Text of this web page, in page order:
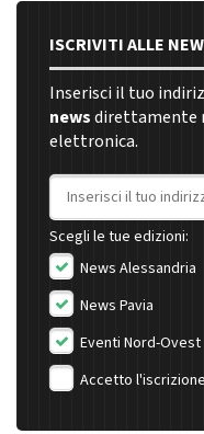
ISCRIVITI ALLE
Inserisci il tuo
newsdirettamente
elettronica.
Indirizzo email
Scegli le tue edizioni:
News Alessandria
News Pavia
Eventi Nord-Ovest
Accetto